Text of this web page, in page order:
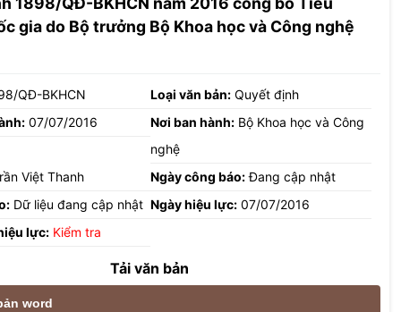
gia do Bộ trưởng Bộ Khoa học và Công nghệ
QĐ-BKHCN Loại văn bản: Quyết định
07/07/2016 Nơi ban hành: Bộ Khoa học và Công
nghệ
Việt Thanh Ngày công báo:Đang cập nhật
Dữ liệu đang cập nhật Ngày hiệu lực: 07/07/2016
lực: Kiểm tra
Tải văn bản
word